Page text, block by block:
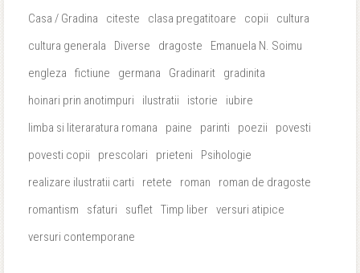
Casa / Gradina
citeste clasa pregatitoare copii
cultura
cultura generala
Diverse dragoste
Emanuela N. Soimu
engleza
fictiune germana Gradinarit
gradinita
hoinari prin anotimpuri
ilustratii istorie
iubire
limba si literaratura romana
paine parinti poezii
povesti
povesti copii
prescolari prieteni
Psihologie
realizare ilustratii carti
retete roman
roman de dragoste
romantism
sfaturi suflet Timp liber versuri atipice
versuri contemporane